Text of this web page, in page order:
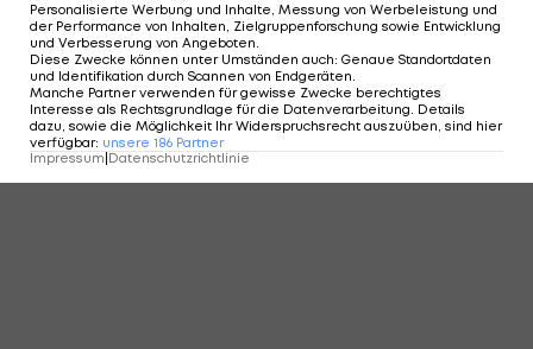
Personalisierte Werbung und Inhalte, Messung von Werbeleistung und
der Performance von Inhalten, Zielgruppenforschung sowie Entwicklung
und Verbesserung von Angeboten.
Diese Zwecke können unter Umständen auch: Genaue Standortdaten
und Identifikation durch Scannen von Endgeräten.
Manche Partner verwenden für gewisse Zwecke berechtigtes
Interesse als Rechtsgrundlage für die Datenverarbeitung. Details
dazu, sowie die Möglichkeit Ihr Widerspruchsrecht auszuüben, sind hier
verfügbar: unsere 186 Partner
Impressum Datenschutzrichtlinie